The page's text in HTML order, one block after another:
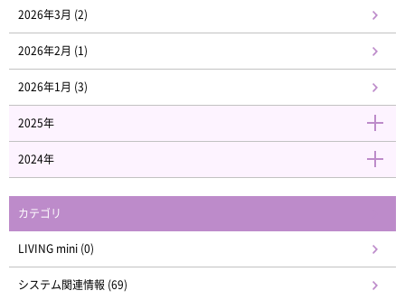
2026年3月 (2)
2026年2月 (1)
2026年1月 (3)
2025年
2024年
カテゴリ
LIVING mini (0)
システム関連情報 (69)